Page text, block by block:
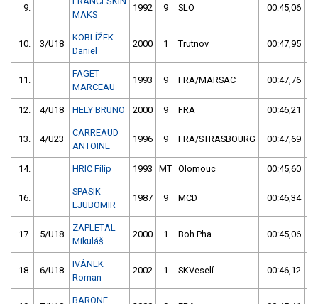
9.
MAKS
1992 9 SLO 00:45,06
10. 3/U18
KOBLÍŽEK
Daniel
2000 1 Trutnov 00:47,95
11.
FAGET
MARCEAU
1993 9 FRA/MARSAC 00:47,76
12. 4/U18 HELY BRUNO 2000 9 FRA 00:46,21
13. 4/U23
CARREAUD
ANTOINE
1996 9 FRA/STRASBOURG 00:47,69
14. HRIC Filip 1993 MT Olomouc 00:45,60
16.
SPASIK
LJUBOMIR
1987 9 MCD 00:46,34
17. 5/U18
ZAPLETAL
Mikuláš
2000 1 Boh.Pha 00:45,06
18. 6/U18
IVÁNEK
Roman
2002 1 SKVeselí 00:46,12
BARONE